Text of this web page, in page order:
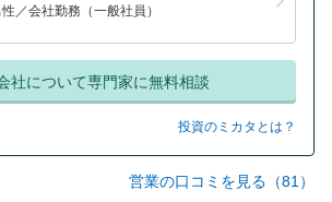
／会社勤務（一般社員）
社について専門家に無料相談
投資のミカタとは？
営業の口コミを見る（81）